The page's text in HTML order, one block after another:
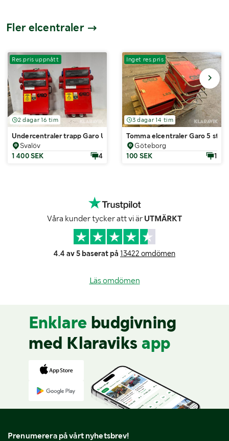
Fler elcentraler
Res.pris uppnått
2 dagar 16 tim
Undercentraler trapp Garo UGTC100 TRAPP
Svalöv
1 400 SEK
4
Inget res.pris
3 dagar 14 tim
Tomma elcentraler Garo 5 st
Göteborg
100 SEK
1
Våra kunder tycker att vi är UTMÄRKT
4.4 av 5 baserat på 13422 omdömen
Läs omdömen
Enklare budgivning
med Klaraviks app
Prenumerera på vårt nyhetsbrev!